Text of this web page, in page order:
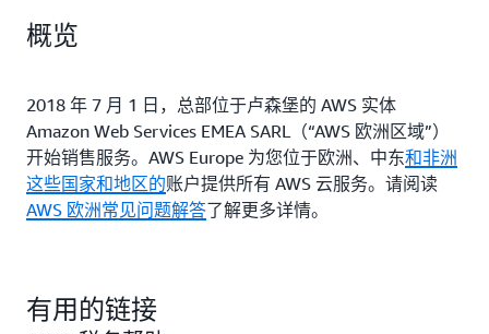
概览
2018 年 7 月 1 日，总部位于卢森堡的 AWS 实体
Amazon Web Services EMEA SARL（“AWS 欧洲区域”）
开始销售服务。AWS Europe 为您位于欧洲、中东和非洲
这些国家和地区的账户提供所有 AWS 云服务。请阅读
AWS 欧洲常见问题解答了解更多详情。
有用的链接